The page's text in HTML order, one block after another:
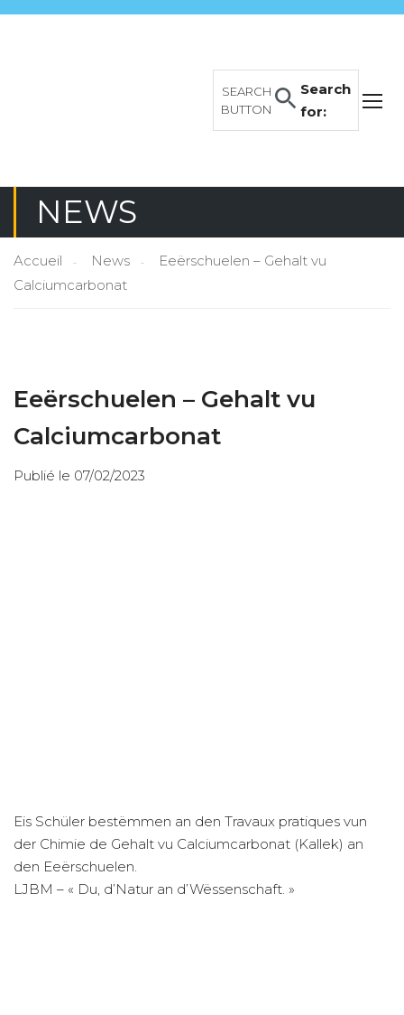
Search
for:
SEARCH
BUTTON
NEWS
Accueil News
Eeërschuelen – Gehalt vu
Calciumcarbonat
Eeërschuelen – Gehalt vu
Calciumcarbonat
Publié le 07/02/2023
Eis Schüler bestëmmen an den Travaux pratiques vun
der Chimie de Gehalt vu Calciumcarbonat (Kallek) an
den Eeërschuelen.
LJBM – « Du, d’Natur an d’Wëssenschaft. »